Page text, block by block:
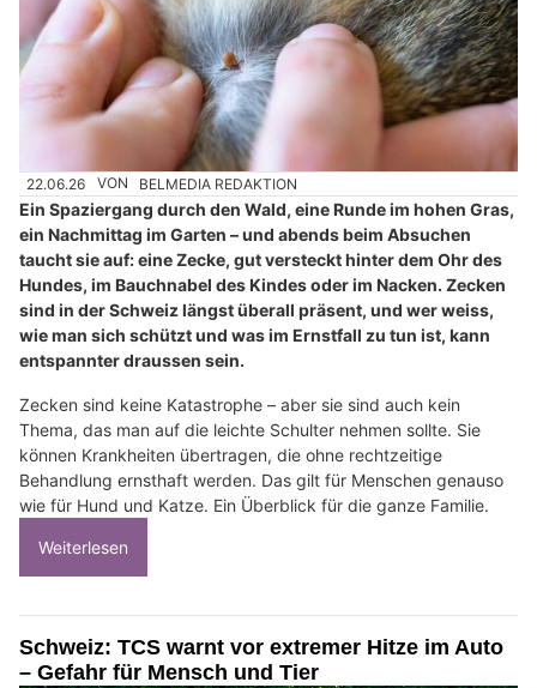
22.06.26 VON BELMEDIA REDAKTION
Ein Spaziergang durch den Wald, eine Runde im hohen Gras,
ein Nachmittag im Garten – und abends beim Absuchen
taucht sie auf: eine Zecke, gut versteckt hinter dem Ohr des
Hundes, im Bauchnabel des Kindes oder im Nacken. Zecken
sind in der Schweiz längst überall präsent, und wer weiss,
wie man sich schützt und was im Ernstfall zu tun ist, kann
entspannter draussen sein.
Zecken sind keine Katastrophe – aber sie sind auch kein
Thema, das man auf die leichte Schulter nehmen sollte. Sie
können Krankheiten übertragen, die ohne rechtzeitige
Behandlung ernsthaft werden. Das gilt für Menschen genauso
wie für Hund und Katze. Ein Überblick für die ganze Familie.
Weiterlesen
Schweiz: TCS warnt vor extremer Hitze im Auto
– Gefahr für Mensch und Tier